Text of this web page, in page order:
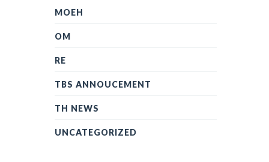
MOEH
OM
RE
TBS ANNOUCEMENT
TH NEWS
UNCATEGORIZED